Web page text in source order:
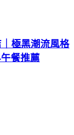
極黑潮流風格
餐推薦